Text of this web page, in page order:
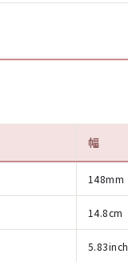
幅
148mm
14.8cm
5.83inch